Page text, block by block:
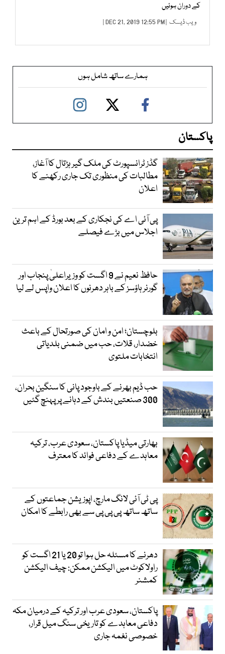
کے دوران ہوئیں
ویب ڈیسک | DEC 21, 2019 12:55 PM |
ہمارے ساتھ شامل ہوں
پاکستان
گڈز ٹرانسپورٹ کی ملک گیر ہڑتال کا آغاز،
مطالبات کی منظوری تک جاری رکھنے کا
اعلان
پی آئی اے کی نجکاری کے بعد بورڈ کے اہم ترین
اجلاس میں بڑے فیصلے
حافظ نعیم نے 9 اگست کو وزیراعلیٰ پنجاب اور
گورنر ہاؤسز کے باہر دھرنوں کا اعلان واپس لے لیا
بلوچستان؛ امن و امان کی صورتحال کے باعث
خضدار، قلات، حب میں ضمنی بلدیاتی
انتخابات ملتوی
حب ڈیم بھرنے کے باوجود پانی کا سنگین بحران،
300 صنعتیں بندش کے دہانے پر پہنچ گئیں
بھارتی میڈیا پاکستان، سعودی عرب، ترکیہ
معاہدے کے دفاعی فوائد کا معترف
پی ٹی آئی لانگ مارچ، اپوزیشن جماعتوں کے
ساتھ ساتھ پی پی پی سے بھی رابطے کا امکان
دھرنے کا مسئلہ حل ہوا تو 20 یا 21 اگست کو
راولاکوٹ میں الیکشن ممکن: چیف الیکشن
کمشنر
پاکستان، سعودی عرب اور ترکیہ کے درمیان مکہ
دفاعی معاہدے کو تاریخی سنگ میل قرار،
خصوصی نغمہ جاری